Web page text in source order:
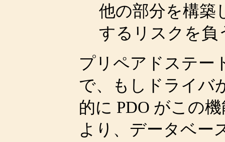
他の部分を構築
するリスクを負
プリペアドステー
で、もしドライバ
的に PDO がこの
より、データベー